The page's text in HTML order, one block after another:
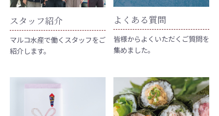
スタッフ紹介
マルコ水産で働くスタッフをご
紹介します。
よくある質問
皆様からよくいただくご質問を
集めました。